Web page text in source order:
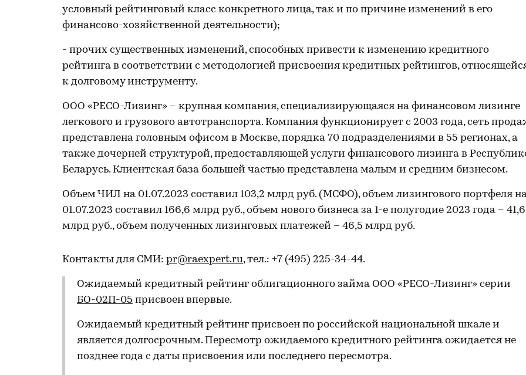
условный рейтинговый класс конкретного лица, так и по причине изменений в его
финансово-хозяйственной деятельности);
- прочих существенных изменений, способных привести к изменению кредитного
рейтинга в соответствии с методологией присвоения кредитных рейтингов,
к долговому инструменту.
ООО «РЕСО-Лизинг» – крупная компания, специализирующаяся на финансовом лизинге
легкового и грузового автотранспорта. Компания функционирует с 2003 года, сеть
представлена головным офисом в Москве, порядка 70 подразделениями в 55 регионах, а
также дочерней структурой, предоставляющей услуги финансового лизинга в
Беларусь. Клиентская база большей частью представлена малым и средним бизнесом.
Объем ЧИЛ на 01.07.2023 составил 103,2 млрд руб. (МСФО), объем лизингового портфеля
01.07.2023 составил 166,6 млрд руб., объем нового бизнеса за 1-е полугодие 2023 года – 41,6
млрд руб., объем полученных лизинговых платежей – 46,5 млрд руб.
Контакты для СМИ: pr@raexpert.ru, тел.: +7 (495) 225-34-44.
Ожидаемый кредитный рейтинг облигационного займа ООО «РЕСО-Лизинг» серии
БО-02П-05 присвоен впервые.
Ожидаемый кредитный рейтинг присвоен по российской национальной шкале и
является долгосрочным. Пересмотр ожидаемого кредитного рейтинга ожидается не
позднее года с даты присвоения или последнего пересмотра.